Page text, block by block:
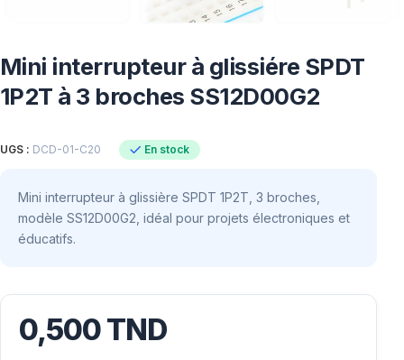
Mini interrupteur à glissiére SPDT
1P2T à 3 broches SS12D00G2
UGS : DCD-01-C20 En stock
Mini interrupteur à glissière SPDT 1P2T, 3 broches,
modèle SS12D00G2, idéal pour projets électroniques et
éducatifs.
0,500TND